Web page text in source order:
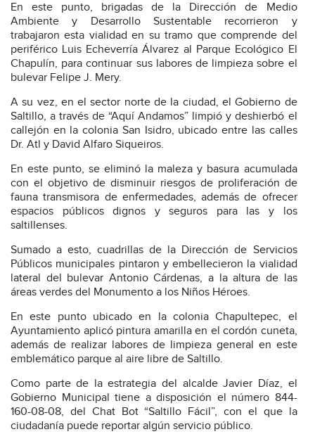
En este punto, brigadas de la Dirección de Medio
Ambiente y Desarrollo Sustentable recorrieron y
trabajaron esta vialidad en su tramo que comprende del
periférico Luis Echeverría Álvarez al Parque Ecológico El
Chapulín, para continuar sus labores de limpieza sobre el
bulevar Felipe J. Mery.
A su vez, en el sector norte de la ciudad, el Gobierno de
Saltillo, a través de “Aquí Andamos” limpió y deshierbó el
callejón en la colonia San Isidro, ubicado entre las calles
Dr. Atl y David Alfaro Siqueiros.
En este punto, se eliminó la maleza y basura acumulada
con el objetivo de disminuir riesgos de proliferación de
fauna transmisora de enfermedades, además de ofrecer
espacios públicos dignos y seguros para las y los
saltillenses.
Sumado a esto, cuadrillas de la Dirección de Servicios
Públicos municipales pintaron y embellecieron la vialidad
lateral del bulevar Antonio Cárdenas, a la altura de las
áreas verdes del Monumento a los Niños Héroes.
En este punto ubicado en la colonia Chapultepec, el
Ayuntamiento aplicó pintura amarilla en el cordón cuneta,
además de realizar labores de limpieza general en este
emblemático parque al aire libre de Saltillo.
Como parte de la estrategia del alcalde Javier Díaz, el
Gobierno Municipal tiene a disposición el número 844-
160-08-08, del Chat Bot “Saltillo Fácil”, con el que la
ciudadanía puede reportar algún servicio público.